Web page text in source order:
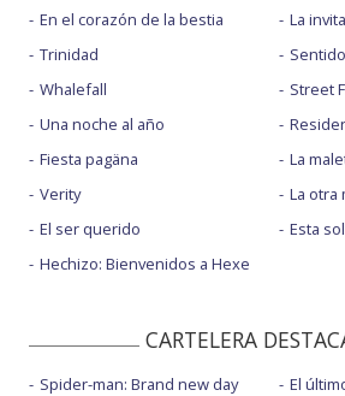
En el corazón de la bestia
Trinidad
Whalefall
Una noche al año
Fiesta pagäna
Verity
El ser querido
Hechizo: Bienvenidos a Hexe
La
Street
La
La otra
Esta
CARTELERA
Spider-man: Brand new day
El